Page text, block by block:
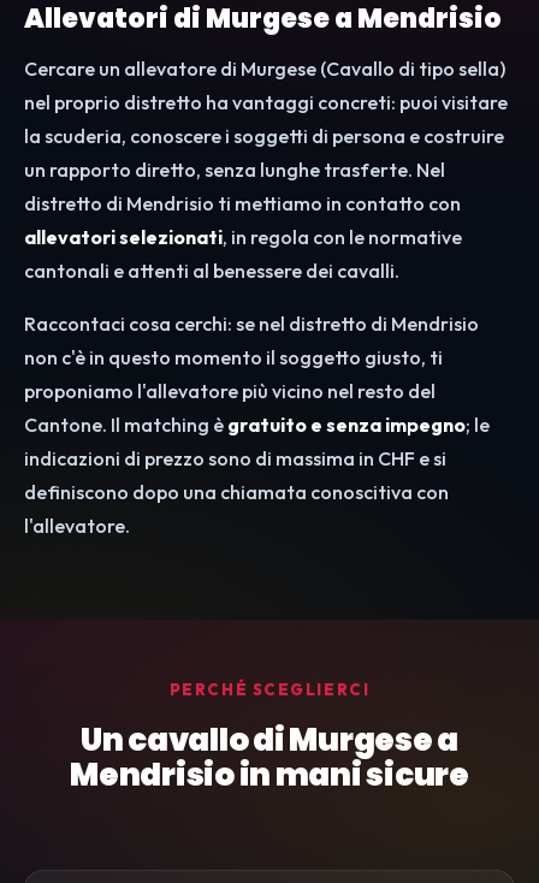
Allevatori di Murgese a Mendrisio
Cercare un allevatore di Murgese (Cavallo di tipo sella)
nel proprio distretto ha vantaggi concreti: puoi visitare
la scuderia, conoscere i soggetti di persona e costruire
un rapporto diretto, senza lunghe trasferte. Nel
distretto di Mendrisio ti mettiamo in contatto con
allevatori selezionati, in regola con le normative
cantonali e attenti al benessere dei cavalli.
Raccontaci cosa cerchi: se nel distretto di Mendrisio
non c'è in questo momento il soggetto giusto, ti
proponiamo l'allevatore più vicino nel resto del
Cantone. Il matching è gratuito e senza impegno; le
indicazioni di prezzo sono di massima in CHF e si
definiscono dopo una chiamata conoscitiva con
l'allevatore.
PERCHÉ SCEGLIERCI
Un cavallo di Murgese a
Mendrisio in mani sicure